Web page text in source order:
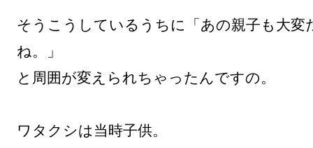
そうこうしているうちに「あの親子も大変
ね。」
と周囲が変えられちゃったんですの。
ワタクシは当時子供。